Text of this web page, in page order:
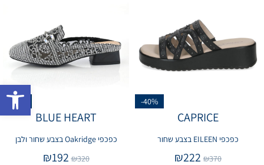
-40%
CAPRICE
כפכפי EILEEN בצבע שחור
₪370
₪222
-40%
BLUE HEART
כפכפי Oakridge בצבע שחור ולבן
₪320
₪192